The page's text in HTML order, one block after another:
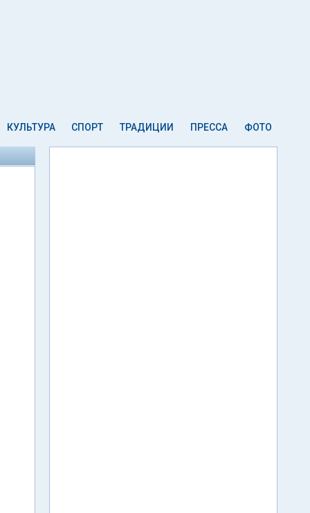
КУЛЬТУРА СПОРТ ТРАДИЦИИ ПРЕССА ФОТО